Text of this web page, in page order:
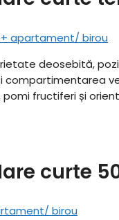
deosebită,
fructiferi și
curte